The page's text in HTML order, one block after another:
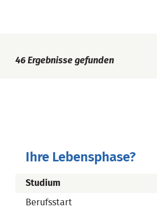
46 Ergebnisse gefunden
Ihre Lebensphase?
Studium
Berufsstart